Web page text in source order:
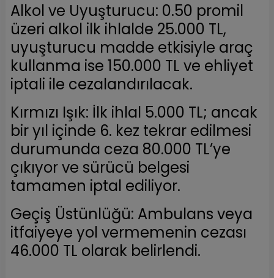
Alkol ve Uyuşturucu: 0.50 promil
üzeri alkol ilk ihlalde 25.000 TL,
uyuşturucu madde etkisiyle araç
kullanma ise 150.000 TL ve ehliyet
iptali ile cezalandırılacak.
Kırmızı Işık: İlk ihlal 5.000 TL; ancak
bir yıl içinde 6. kez tekrar edilmesi
durumunda ceza 80.000 TL’ye
çıkıyor ve sürücü belgesi
tamamen iptal ediliyor.
Geçiş Üstünlüğü: Ambulans veya
itfaiyeye yol vermemenin cezası
46.000 TL olarak belirlendi.